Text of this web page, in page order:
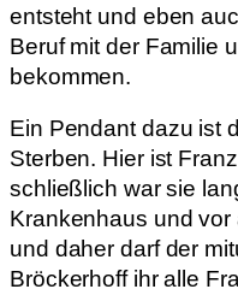
entsteht und eben
Beruf mit der Familie
bekommen.
Ein Pendant dazu ist
Sterben. Hier ist
schließlich war sie
Krankenhaus und vor
und daher darf der
Bröckerhoff ihr alle